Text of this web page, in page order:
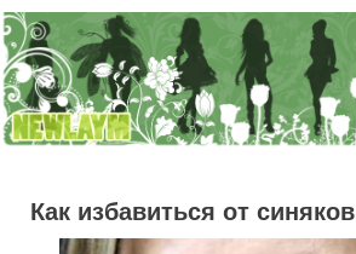
Как избавиться от синяков